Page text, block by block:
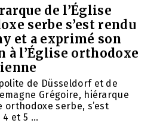
de l’Église
serbe s’est rendu
et a exprimé son
à l’Église orthodoxe
de Düsseldorf et de
Grégoire, hiérarque
orthodoxe serbe, s’est
et 5 ...